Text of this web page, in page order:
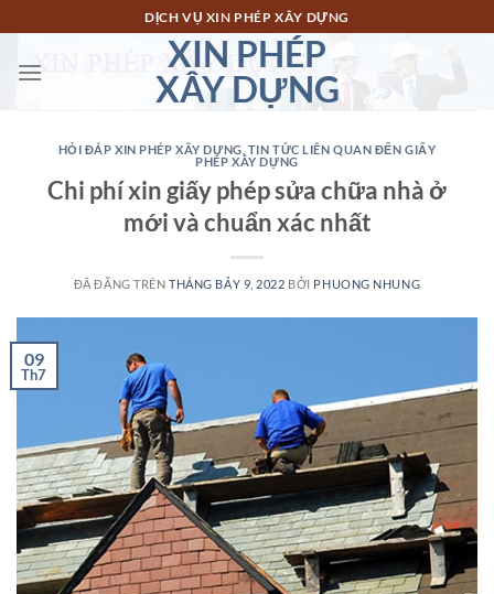
đến
nội
DỊCH VỤ XIN PHÉP XÂY DỰNG
XIN PHÉP
XÂY DỰNG
HỎI ĐÁP XIN PHÉP XÂY DỰNG TIN TỨC LIÊN QUAN ĐẾN GIẤY
PHÉP XÂY DỰNG
Chi phí xin giấy phép sửa chữa nhà ở
mới và chuẩn xác nhất
ĐÃ ĐĂNG TRÊNTHÁNG BẢY 9, 2022 BỞI PHUONG NHUNG
09
Th7